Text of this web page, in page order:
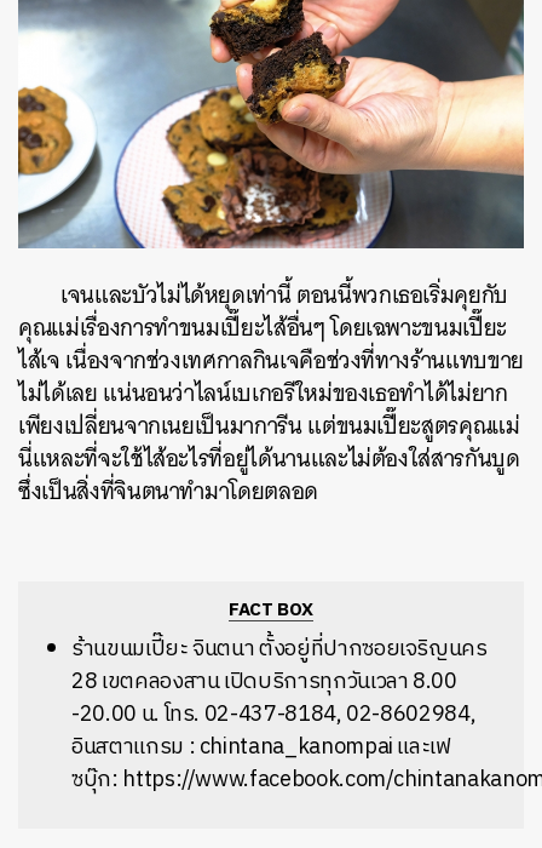
เจนและบัวไม่ได้หยุดเท่านี้ ตอนนี้พวกเธอเริ่มคุยกับ
คุณแม่เรื่องการทำขนมเปี๊ยะไส้อื่นๆ โดยเฉพาะขนมเปี๊ยะ
ไส้เจ เนื่องจากช่วงเทศกาลกินเจคือช่วงที่ทางร้านแทบขาย
ไม่ได้เลย แน่นอนว่าไลน์เบเกอรีใหม่ของเธอทำได้ไม่ยาก
เพียงเปลี่ยนจากเนยเป็นมาการีน แต่ขนมเปี๊ยะสูตรคุณแม่
นี่แหละที่จะใช้ไส้อะไรที่อยู่ได้นานและไม่ต้องใส่สารกันบูด
ซึ่งเป็นสิ่งที่จินตนาทำมาโดยตลอด
FACT BOX
ร้านขนมเปี๊ยะ จินตนา ตั้งอยู่ที่ปากซอยเจริญนคร
28 เขตคลองสาน เปิดบริการทุกวันเวลา 8.00
-20.00 น. โทร. 02-437-8184, 02-8602984,
อินสตาแกรม : chintana_kanompai และเฟ
ซบุ๊ก: https://www.facebook.com/